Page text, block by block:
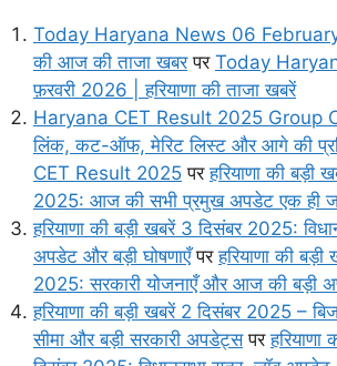
Today Haryana News 06 February
की आज की ताजा खबरपर Today
फ़रवरी 2026 | हरियाणा की ताजा खबरें
Haryana CET Result 2025 Group C
लिंक, कट-ऑफ, मेरिट लिस्ट और आगे की
CET Result 2025 परहरियाणा की बड़ी
2025: आज की सभी प्रमुख अपडेट एक ही
हरियाणा की बड़ी खबरें 3 दिसंबर 2025:
अपडेट और बड़ी घोषणाएँपरहरियाणा की
2025: सरकारी योजनाएँ और आज की बड़ी
हरियाणा की बड़ी खबरें 2 दिसंबर 2025 –
सीमा और बड़ी सरकारी अपडेट्सपर